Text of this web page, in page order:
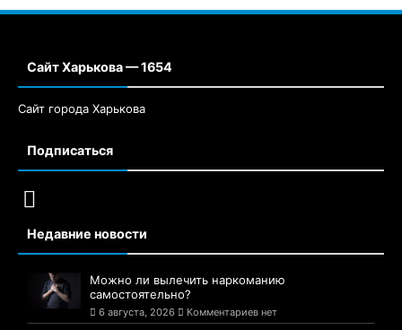
Сайт Харькова — 1654
Сайт города Харькова
Подписаться
Недавние новости
Можно ли вылечить наркоманию
самостоятельно?
6 августа, 2026 Комментариев нет